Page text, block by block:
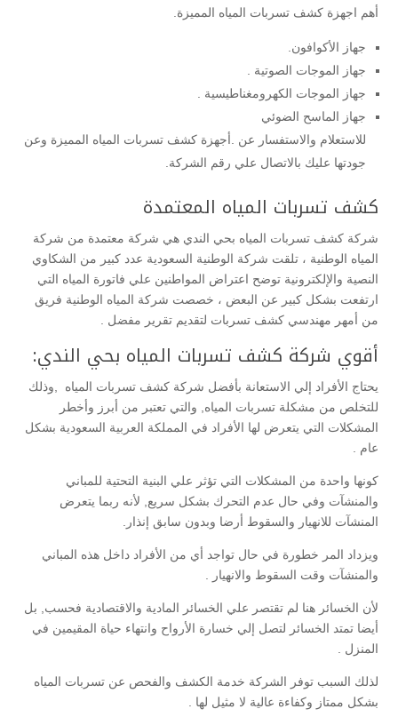
أهم اجهزة كشف تسربات المياه المميزة.
جهاز الأكوافون.
جهاز الموجات الصوتية .
جهاز الموجات الكهرومغناطيسية .
جهاز الماسح الضوئي
للاستعلام والاستفسار عن .أجهزة كشف تسربات المياه المميزة وعن
جودتها عليك بالاتصال علي رقم الشركة.
كشف تسربات المياه المعتمدة
شركة كشف تسربات المياه بحي الندي هي شركة معتمدة من شركة
المياه الوطنية ، تلقت شركة الوطنية السعودية عدد كبير من الشكاوي
النصية والإلكترونية توضح اعتراض المواطنين علي فاتورة المياه التي
ارتفعت بشكل كبير عن البعض ، خصصت شركة المياه الوطنية فريق
من أمهر مهندسي كشف تسربات لتقديم تقرير مفضل .
أقوي شركة كشف تسربات المياه بحي الندي:
يحتاج الأفراد إلي الاستعانة بأفضل شركة كشف تسربات المياه ,وذلك
للتخلص من مشكلة تسربات المياه, والتي تعتبر من أبرز وأخطر
المشكلات التي يتعرض لها الأفراد في المملكة العربية السعودية بشكل
عام .
كونها واحدة من المشكلات التي تؤثر علي البنية التحتية للمباني
والمنشآت وفي حال عدم التحرك بشكل سريع, لأنه ربما يتعرض
المنشآت للانهيار والسقوط أرضا وبدون سابق إنذار.
ويزداد المر خطورة في حال تواجد أي من الأفراد داخل هذه المباني
والمنشآت وقت السقوط والانهيار .
لأن الخسائر هنا لم تقتصر علي الخسائر المادية والاقتصادية فحسب, بل
أيضا تمتد الخسائر لتصل إلي خسارة الأرواح وانتهاء حياة المقيمين في
المنزل .
لذلك السبب توفر الشركة خدمة الكشف والفحص عن تسربات المياه
بشكل ممتاز وكفاءة عالية لا مثيل لها .